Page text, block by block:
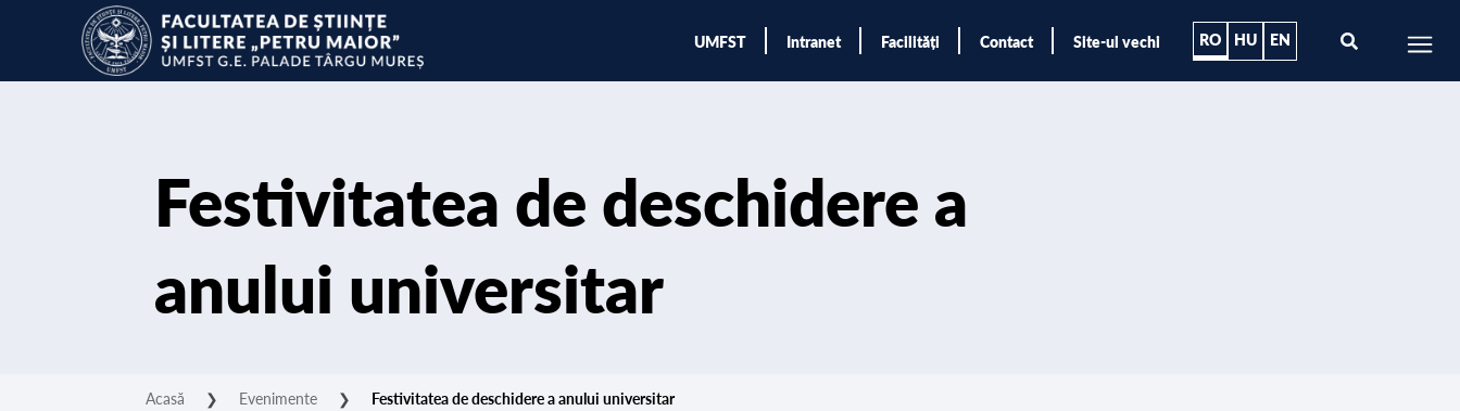
UMFST Intranet Facilități Contact Site-ul vechi RO HU EN
Festivitatea de deschidere a
anului universitar
Acasă ❯ Evenimente ❯ Festivitatea de deschidere a anului universitar